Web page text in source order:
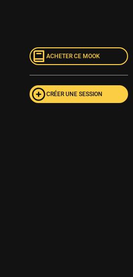
ACHETER CE MOOK
CRÉER UNE SESSION